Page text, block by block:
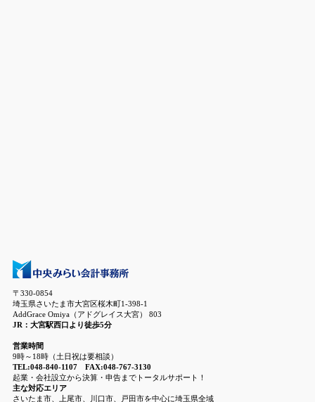
〒330-0854
埼玉県さいたま市大宮区桜木町1-398-1
AddGrace Omiya（アドグレイス大宮） 803
JR：大宮駅西口より徒歩5分
営業時間
9時～18時（土日祝は要相談）
TEL:048-840-1107 FAX:048-767-3130
起業・会社設立から決算・申告までトータルサポート！
主な対応エリア
さいたま市、上尾市、川口市、戸田市を中心に埼玉県全域